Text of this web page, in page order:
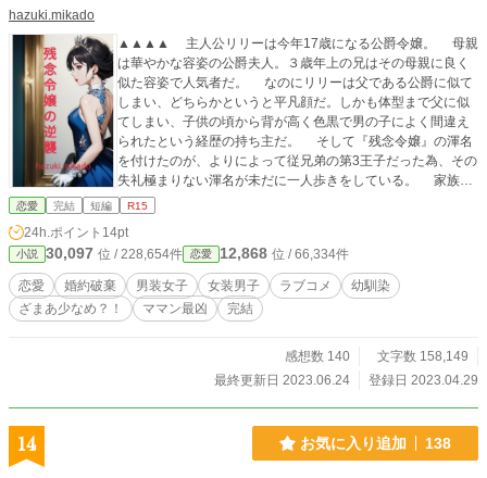
hazuki.mikado
▲▲▲▲ 主人公リリーは今年17歳になる公爵令嬢。 母親
は華やかな容姿の公爵夫人。３歳年上の兄はその母親に良く
似た容姿で人気者だ。 なのにリリーは父である公爵に似て
しまい、どちらかというと平凡顔だ。しかも体型まで父に似
てしまい、子供の頃から背が高く色黒で男の子によく間違え
られたという経歴の持ち主だ。 そして『残念令嬢』の渾名
を付けたのが、よりによって従兄弟の第3王子だった為、その
失礼極まりない渾名が未だに一人歩きをしている。 家族仲
も特段悪くないし友人もそれなりにはいるのだが、婚約者が
れてしまう事に。 婚約者のルパートは、本物より王子様ら
しい容姿をしていて社交界では御令嬢にやたらと人気があ
り、妬みから何かの折にその渾名を引き合いに出されてはバ
カにされるのにリリーはもう飽き飽きしている。 ある日パ
ーティーの真っ最中に彼女はルパートに婚約破棄宣言をす
の眼前で繰り広げられた為、簡単に取り消しなど出来ない訳
す。ちょっとだけよ♡みたいな感じ。 アルフィーの腹黒ぽ
恋愛 完結 短編 R15
24h.ポイント 14pt
小説 30,097 位 / 228,654件 恋愛 12,868 位 / 66,334件
恋愛 婚約破棄 男装女子 女装男子 ラブコメ
幼馴染
ざまあ少なめ？！
ママン最凶 完結
感想数 140
文字数 158,149
最終更新日 2023.06.24
登録日 2023.04.29
14 お気に入り追加 138